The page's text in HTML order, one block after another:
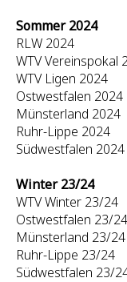
Sommer 2024
RLW 2024
WTV Vereinspokal
WTV Ligen 2024
Ostwestfalen 2024
Münsterland 2024
Ruhr-Lippe 2024
Südwestfalen 2024
Winter 23/24
WTV Winter 23/24
Ostwestfalen 23/24
Münsterland 23/24
Ruhr-Lippe 23/24
Südwestfalen 23/